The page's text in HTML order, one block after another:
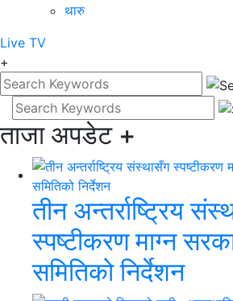
थारु
Live TV
+
ताजा अपडेट +
तीन अन्तर्राष्ट्रिय
स्पष्टीकरण माग्न
समितिको निर्देशन